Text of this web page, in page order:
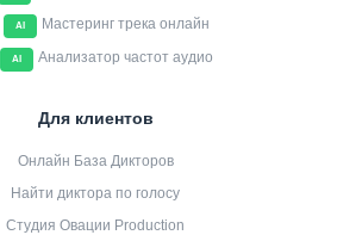
AI Мастеринг трека онлайн
AI Анализатор частот аудио
Для клиентов
Онлайн База Дикторов
Найти диктора по голосу
Студия Овации Production